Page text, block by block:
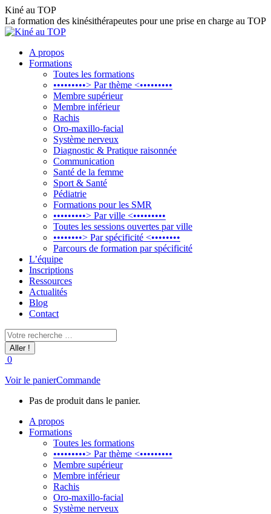
Aller
au
contenu
Kiné au TOP
La formation des kinésithérapeutes pour une prise en charge au TOP
A propos
Formations
Toutes les formations
•••••••••> Par thème <•••••••••
Membre supérieur
Membre inférieur
Rachis
Oro-maxillo-facial
Système nerveux
Diagnostic & Pratique raisonnée
Communication
Santé de la femme
Sport & Santé
Pédiatrie
Formations pour les SMR
•••••••••> Par ville <•••••••••
Toutes les sessions ouvertes par ville
••••••••> Par spécificité <••••••••
Parcours de formation par spécificité
L’équipe
Inscriptions
Ressources
Actualités
Blog
Contact
Recherche
:
0
Voir le panierCommande
Pas de produit dans le panier.
A propos
Formations
Toutes les formations
•••••••••> Par thème <•••••••••
Membre supérieur
Membre inférieur
Rachis
Oro-maxillo-facial
Système nerveux